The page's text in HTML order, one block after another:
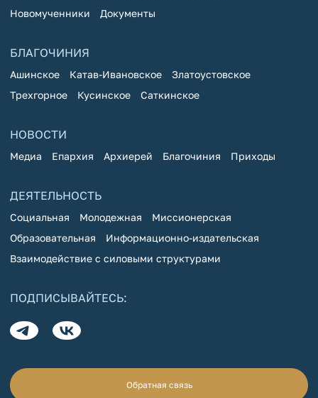
Новомученники
Документы
БЛАГОЧИНИЯ
Ашинское Катав-Ивановское
Златоустовское
Трехгорное
Кусинское Саткинское
НОВОСТИ
Медиа Епархия Архиерей Благочиния Приходы
ДЕЯТЕЛЬНОСТЬ
Социальная Молодежная
Миссионерская
Образовательная
Информационно-издательская
Взаимодействие с силовыми структурами
ПОДПИСЫВАЙТЕСЬ:
Обратная связь